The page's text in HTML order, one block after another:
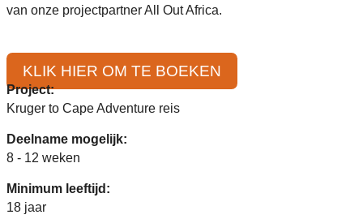
van onze projectpartner All Out Africa.
KLIK HIER OM TE BOEKEN
Project:
Kruger to Cape Adventure reis
Deelname mogelijk:
8 - 12 weken
Minimum leeftijd:
18 jaar